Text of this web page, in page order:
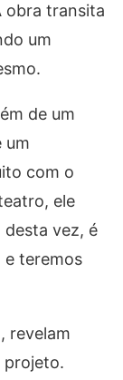
obra transita
um
de um
um
com o
ele
desta vez, é
e teremos
revelam
projeto.